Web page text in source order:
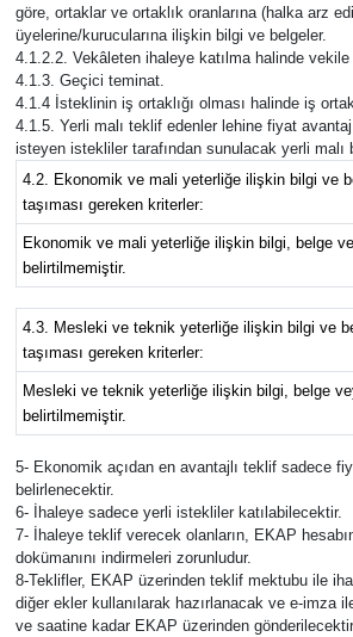
göre, ortaklar ve ortaklık oranlarına (halka arz
üyelerine/kurucularına ilişkin bilgi ve belgeler.
4.1.2.2. Vekâleten ihaleye katılma halinde
4.1.3. Geçici teminat.
4.1.4 İsteklinin iş ortaklığı olması halinde iş
4.1.5. Yerli malı teklif edenler lehine fiyat
isteyen istekliler tarafından sunulacak yerli malı
4.2. Ekonomik ve mali yeterliğe ilişkin bilgi ve
taşıması gereken kriterler:
Ekonomik ve mali yeterliğe ilişkin bilgi, belge
belirtilmemiştir.
4.3. Mesleki ve teknik yeterliğe ilişkin bilgi ve
taşıması gereken kriterler:
Mesleki ve teknik yeterliğe ilişkin bilgi, belge
belirtilmemiştir.
5- Ekonomik açıdan en avantajlı teklif sadece
belirlenecektir.
6- İhaleye sadece yerli istekliler katılabilecektir.
7- İhaleye teklif verecek olanların, EKAP
dokümanını indirmeleri zorunludur.
8-Teklifler, EKAP üzerinden teklif mektubu ile
diğer ekler kullanılarak hazırlanacak ve e-imza
ve saatine kadar EKAP üzerinden gönderilecektir.